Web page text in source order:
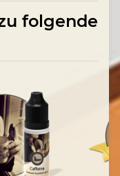
folgende